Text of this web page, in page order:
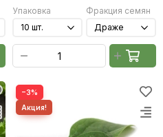
Упаковка
Фракция семян
−3%